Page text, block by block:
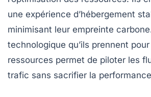
une expérience d’hébergement
minimisant leur empreinte
technologique qu’ils prennent
ressources permet de piloter les
trafic sans sacrifier la